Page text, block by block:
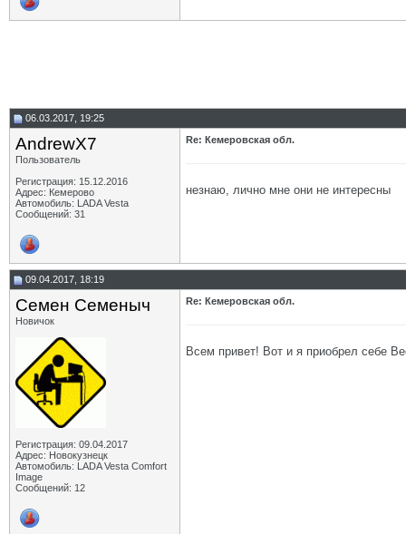
06.03.2017, 19:25
AndrewX7
Пользователь
Регистрация: 15.12.2016
Адрес: Кемерово
Автомобиль: LADA Vesta
Сообщений: 31
Re: Кемеровская обл.
незнаю, лично мне они не интересны
09.04.2017, 18:19
Семен Семеныч
Новичок
Регистрация: 09.04.2017
Адрес: Новокузнецк
Автомобиль: LADA Vesta Comfort
Image
Сообщений: 12
Re: Кемеровская обл.
Всем привет! Вот и я приобрел себе